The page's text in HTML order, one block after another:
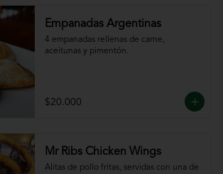
Empanadas Argentinas
4 empanadas rellenas de carne,
aceitunas y pimentón.
$20.000
Mr Ribs Chicken Wings
Alitas de pollo fritas, servidas con una de